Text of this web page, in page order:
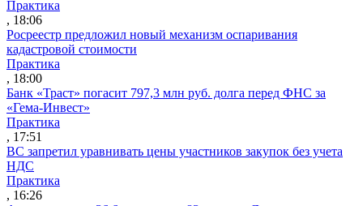
Практика
, 18:06
Росреестр предложил новый механизм оспаривания
кадастровой стоимости
Практика
, 18:00
Банк «Траст» погасит 797,3 млн руб. долга перед ФНС за
«Гема-Инвест»
Практика
, 17:51
ВС запретил уравнивать цены участников закупок без учета
НДС
Практика
, 16:26